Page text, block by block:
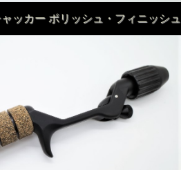
ッカー ポリッシュ・フィニッシュ